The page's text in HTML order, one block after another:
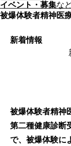
イベント・募集な
被爆体験者精神医
新着情報
被爆体験者精神
第二種健康診断
で、被爆体験に